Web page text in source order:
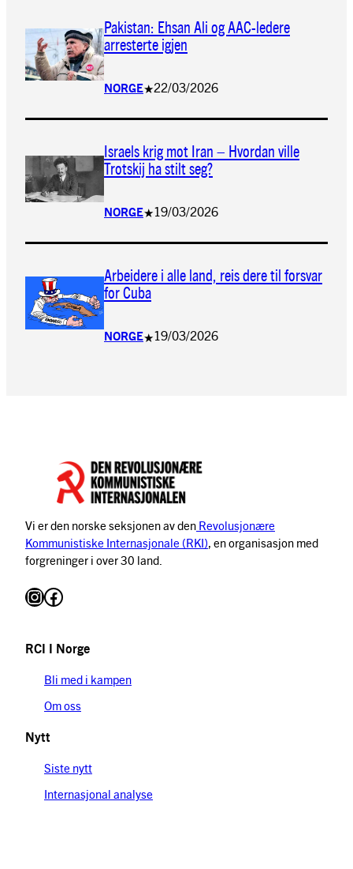
Pakistan: Ehsan Ali og AAC-ledere
arresterte igjen
NORGE★22/03/2026
Israels krig mot Iran – Hvordan ville
Trotskij ha stilt seg?
NORGE★19/03/2026
Arbeidere i alle land, reis dere til forsvar
for Cuba
NORGE★19/03/2026
Vi er den norske seksjonen av den Revolusjonære
Kommunistiske Internasjonale (RKI), en organisasjon med
forgreninger i over 30 land.
InstagramFacebook
RCI I Norge
Bli med i kampen
Om oss
Nytt
Siste nytt
Internasjonal analyse